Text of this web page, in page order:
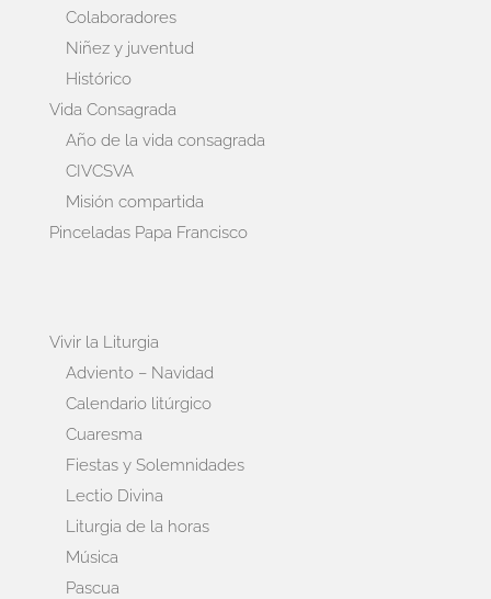
Colaboradores
Niñez y juventud
Histórico
Vida Consagrada
Año de la vida consagrada
CIVCSVA
Misión compartida
Pinceladas Papa Francisco
Vivir la Liturgia
Adviento – Navidad
Calendario litúrgico
Cuaresma
Fiestas y Solemnidades
Lectio Divina
Liturgia de la horas
Música
Pascua